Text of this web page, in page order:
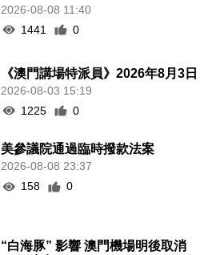
2026-08-08 11:40
1441
0
《澳門講場特派員》2026年8月3日
2026-08-03 15:19
1225
0
美參議院通過臨時撥款法案
2026-08-08 23:37
158
0
“白海豚” 影響 澳門機場明後取消